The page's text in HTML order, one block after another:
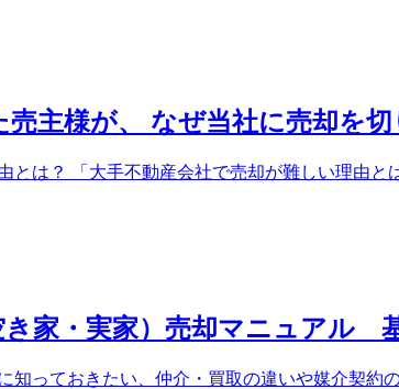
主様が、 なぜ当社に売却を
とは？ 「大手不動産会社で売却が難しい理由
き家・実家）売却マニュアル
知っておきたい、仲介・買取の違いや媒介契